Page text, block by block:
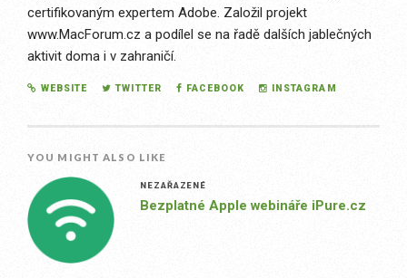
certifikovaným expertem Adobe. Založil projekt
www.MacForum.cz a podílel se na řadě dalších jablečných
aktivit doma i v zahraničí.
WEBSITE TWITTER FACEBOOK INSTAGRAM
YOU MIGHT ALSO LIKE
NEZAŘAZENÉ
Bezplatné Apple webináře iPure.cz